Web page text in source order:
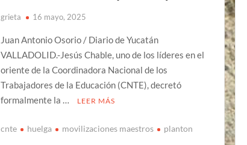
grieta 16 mayo, 2025
Juan Antonio Osorio / Diario de Yucatán
VALLADOLID.-Jesús Chable, uno de los líderes en el
oriente de la Coordinadora Nacional de los
Trabajadores de la Educación (CNTE), decretó
formalmente la …
LEER MÁS
cnte huelga movilizaciones maestros planton